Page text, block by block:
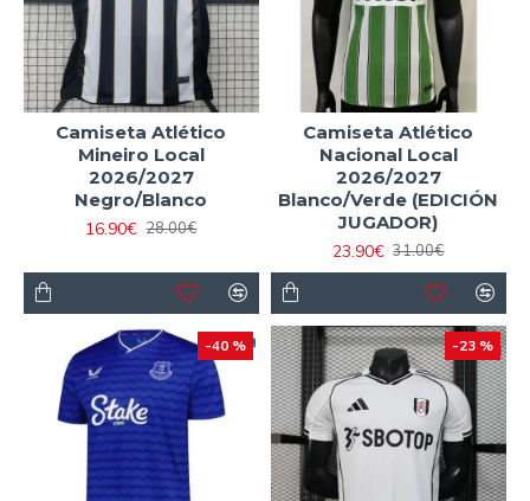
Camiseta Atlético
Mineiro Local
2026/2027
Negro/Blanco
16.90€ 28.00€
Camiseta Atlético
Nacional Local
2026/2027
Blanco/Verde (EDICIÓN
JUGADOR)
23.90€ 31.00€
-40 % -23 %